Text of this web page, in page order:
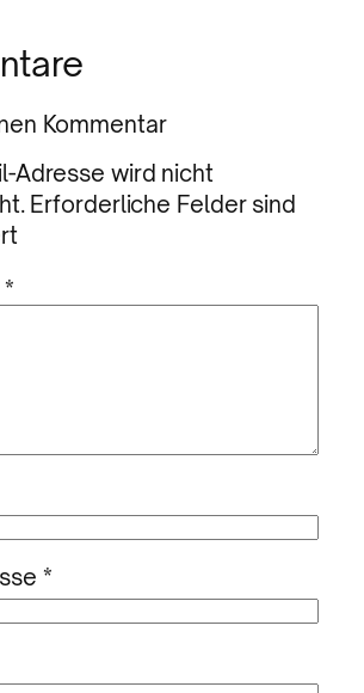
Kommentar
Adresse wird nicht
Erforderliche Felder sind
*
*